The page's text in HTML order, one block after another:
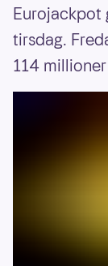
Eurojackpot
tirsdag.
114